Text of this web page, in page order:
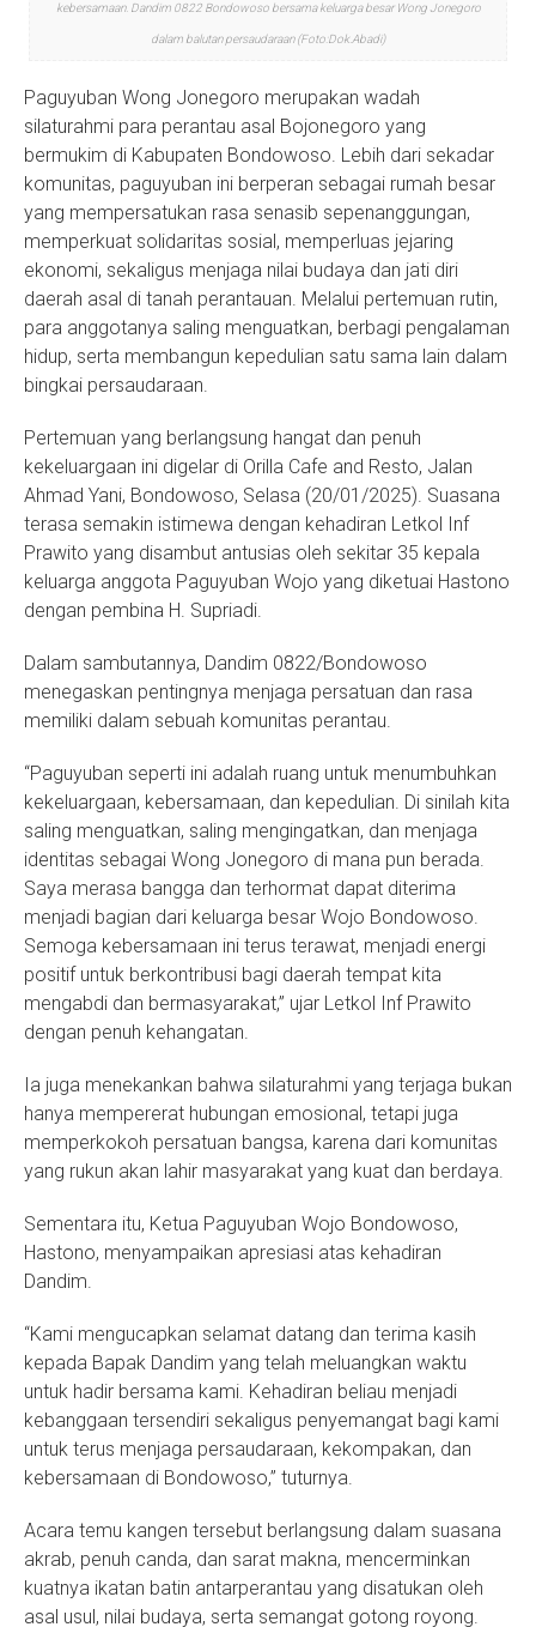
kebersamaan. Dandim 0822 Bondowoso bersama keluarga besar Wong Jonegoro
dalam balutan persaudaraan (Foto:Dok.Abadi)
Paguyuban Wong Jonegoro merupakan wadah
silaturahmi para perantau asal Bojonegoro yang
bermukim di Kabupaten Bondowoso. Lebih dari sekadar
komunitas, paguyuban ini berperan sebagai rumah besar
yang mempersatukan rasa senasib sepenanggungan,
memperkuat solidaritas sosial, memperluas jejaring
ekonomi, sekaligus menjaga nilai budaya dan jati diri
daerah asal di tanah perantauan. Melalui pertemuan rutin,
para anggotanya saling menguatkan, berbagi pengalaman
hidup, serta membangun kepedulian satu sama lain dalam
bingkai persaudaraan.
Pertemuan yang berlangsung hangat dan penuh
kekeluargaan ini digelar di Orilla Cafe and Resto, Jalan
Ahmad Yani, Bondowoso, Selasa (20/01/2025). Suasana
terasa semakin istimewa dengan kehadiran Letkol Inf
Prawito yang disambut antusias oleh sekitar 35 kepala
keluarga anggota Paguyuban Wojo yang diketuai Hastono
dengan pembina H. Supriadi.
Dalam sambutannya, Dandim 0822/Bondowoso
menegaskan pentingnya menjaga persatuan dan rasa
memiliki dalam sebuah komunitas perantau.
“Paguyuban seperti ini adalah ruang untuk menumbuhkan
kekeluargaan, kebersamaan, dan kepedulian. Di sinilah kita
saling menguatkan, saling mengingatkan, dan menjaga
identitas sebagai Wong Jonegoro di mana pun berada.
Saya merasa bangga dan terhormat dapat diterima
menjadi bagian dari keluarga besar Wojo Bondowoso.
Semoga kebersamaan ini terus terawat, menjadi energi
positif untuk berkontribusi bagi daerah tempat kita
mengabdi dan bermasyarakat,” ujar Letkol Inf Prawito
dengan penuh kehangatan.
Ia juga menekankan bahwa silaturahmi yang terjaga bukan
hanya mempererat hubungan emosional, tetapi juga
memperkokoh persatuan bangsa, karena dari komunitas
yang rukun akan lahir masyarakat yang kuat dan berdaya.
Sementara itu, Ketua Paguyuban Wojo Bondowoso,
Hastono, menyampaikan apresiasi atas kehadiran
Dandim.
“Kami mengucapkan selamat datang dan terima kasih
kepada Bapak Dandim yang telah meluangkan waktu
untuk hadir bersama kami. Kehadiran beliau menjadi
kebanggaan tersendiri sekaligus penyemangat bagi kami
untuk terus menjaga persaudaraan, kekompakan, dan
kebersamaan di Bondowoso,” tuturnya.
Acara temu kangen tersebut berlangsung dalam suasana
akrab, penuh canda, dan sarat makna, mencerminkan
kuatnya ikatan batin antarperantau yang disatukan oleh
asal usul, nilai budaya, serta semangat gotong royong.